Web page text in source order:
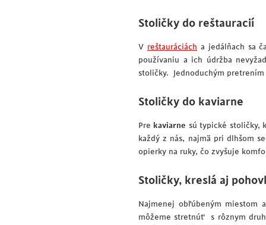
Stoličky do reštauracií
V reštauráciách a jedálňach sa
používaniu a ich údržba
stoličky. Jednoduchým
Stoličky do kaviarne
Pre kaviarne sú typické stoličky,
každý z nás, najmä pri dlhšom
opierky na ruky, čo zvyšuje
Stoličky, kreslá aj
Najmenej obľúbeným miestom
môžeme stretnúť s rôznym